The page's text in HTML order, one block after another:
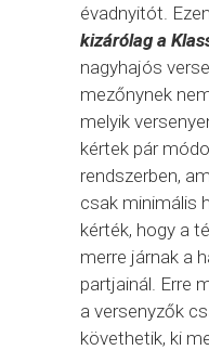
évadnyitót. Ezen
kizárólag a
nagyhajós
mezőnynek
melyik
kértek pár
rendszerben,
csak minimális
kérték, hogy a
merre járnak a
partjainál. Erre
a versenyzők
követhetik, ki